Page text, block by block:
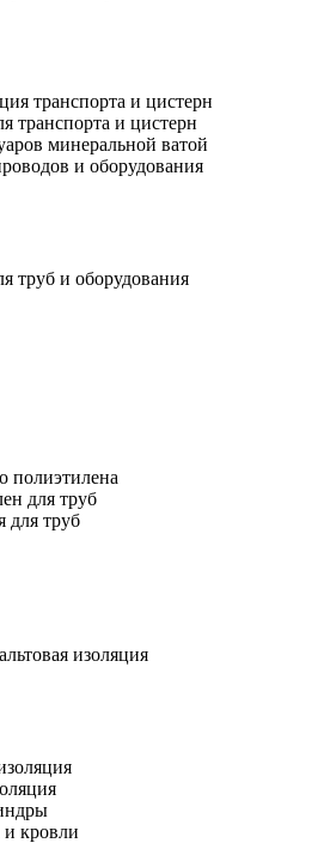
транспорта и цистерн
транспорта и цистерн
минеральной ватой
и оборудования
труб и оборудования
полиэтилена
для труб
для труб
изоляция
и кровли